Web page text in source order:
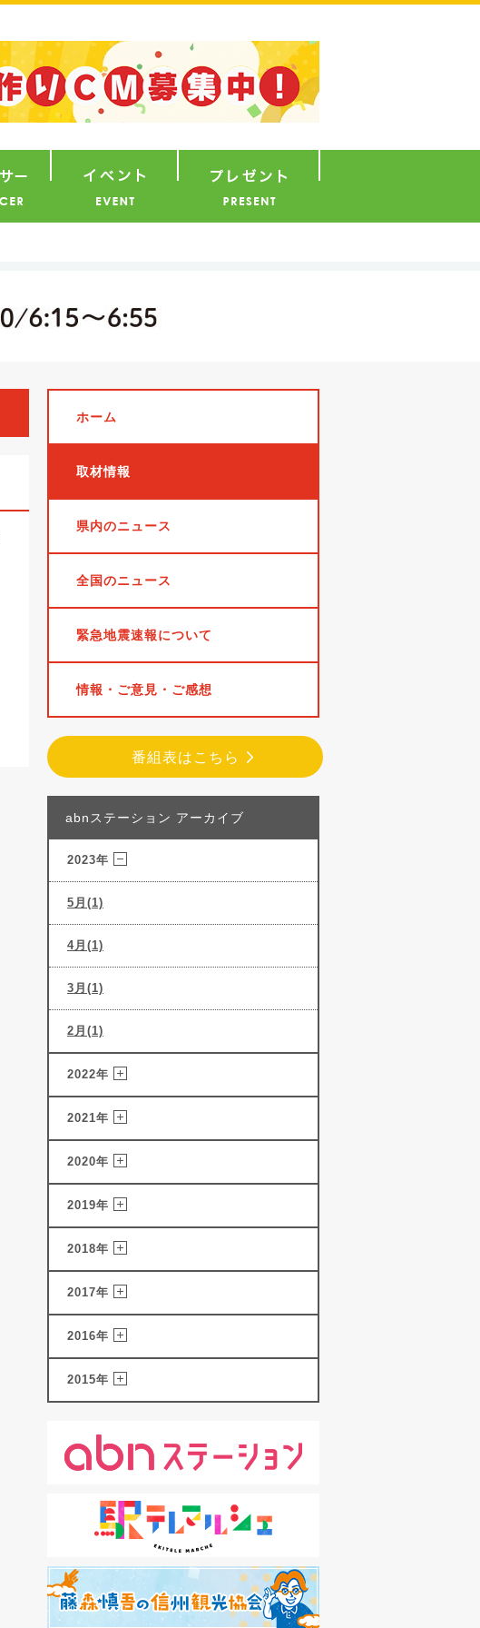
ホーム
取材情報
県内のニュース
全国のニュース
緊急地震速報について
情報・ご意見・ご感想
番組表はこちら
abnステーション アーカイブ
2023年
5月(1)
4月(1)
3月(1)
2月(1)
2022年
2021年
2020年
2019年
2018年
2017年
2016年
2015年